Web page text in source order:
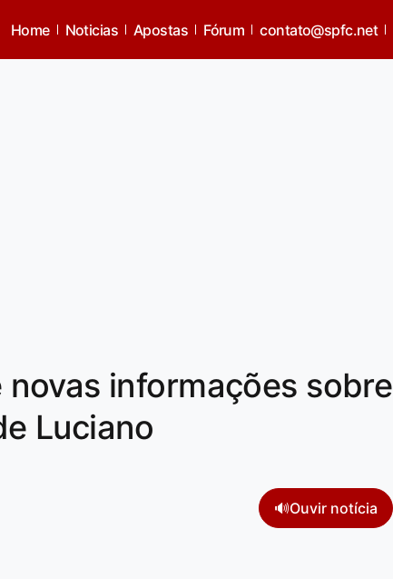
Home Noticias Apostas Fórum contato@spfc.net
novas informações sobre
Luciano
🔊Ouvir notícia